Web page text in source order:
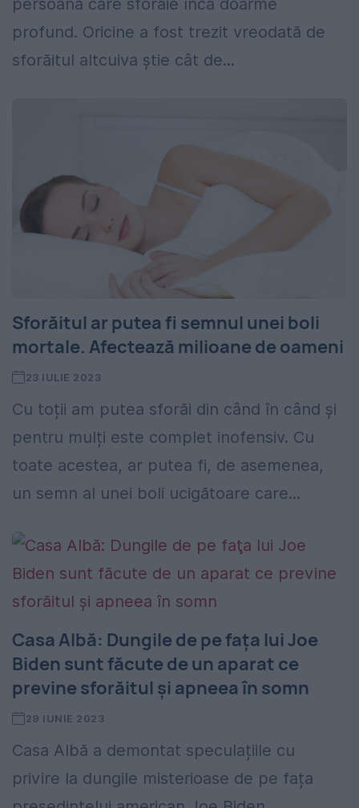
persoana care sforăie încă doarme
profund. Oricine a fost trezit vreodată de
sforăitul altcuiva știe cât de...
Sforăitul ar putea fi semnul unei boli
mortale. Afectează milioane de oameni
23 IULIE 2023
Cu toții am putea sforăi din când în când și
pentru mulți este complet inofensiv. Cu
toate acestea, ar putea fi, de asemenea,
un semn al unei boli ucigătoare care...
Casa Albă: Dungile de pe faţa lui Joe
Biden sunt făcute de un aparat ce
previne sforăitul și apneea în somn
29 IUNIE 2023
Casa Albă a demontat speculațiile cu
privire la dungile misterioase de pe fața